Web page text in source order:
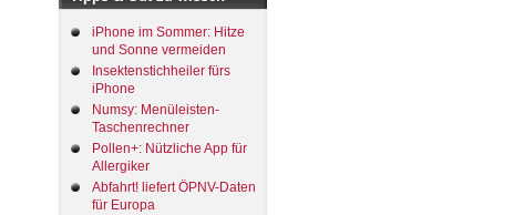
iPhone im Sommer: Hitze
und Sonne vermeiden
Insektenstichheiler fürs
iPhone
Numsy: Menüleisten-
Taschenrechner
Pollen+: Nützliche App für
Allergiker
Abfahrt! liefert ÖPNV-Daten
für Europa